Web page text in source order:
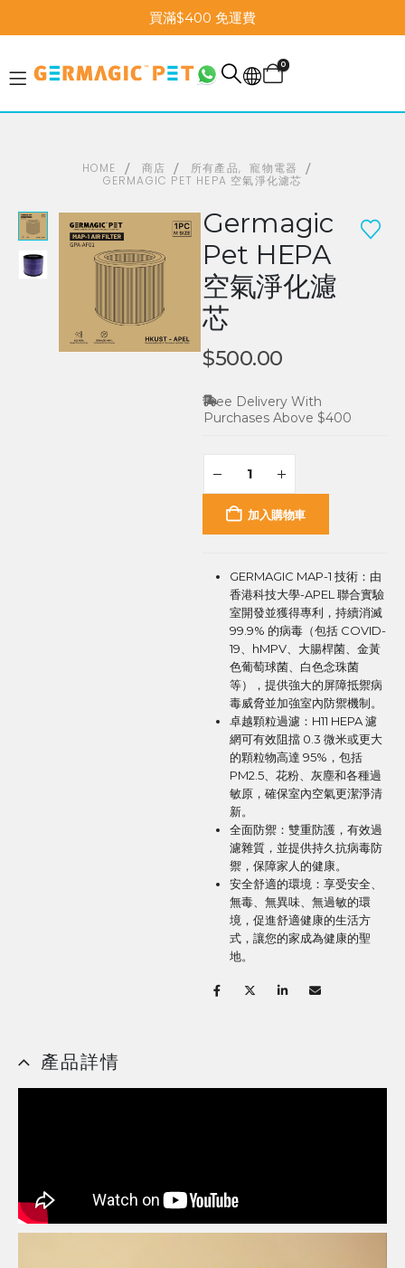
買滿$400 免運費
0
HOME 商店 所有產品,
寵物電器
GERMAGIC PET HEPA 空氣淨化濾芯
Germagic
Pet HEPA
空氣淨化濾
芯
$500.00
Free Delivery With
Purchases Above $400
加入購物車
GERMAGIC MAP-1 技術：由
香港科技大學-APEL 聯合實驗
室開發並獲得專利，持續消滅
99.9% 的病毒（包括 COVID-
19、hMPV、大腸桿菌、金黃
色葡萄球菌、白色念珠菌
等），提供強大的屏障抵禦病
毒威脅並加強室內防禦機制。
卓越顆粒過濾：H11 HEPA 濾
網可有效阻擋 0.3 微米或更大
的顆粒物高達 95%，包括
PM2.5、花粉、灰塵和各種過
敏原，確保室內空氣更潔淨清
新。
全面防禦：雙重防護，有效過
濾雜質，並提供持久抗病毒防
禦，保障家人的健康。
安全舒適的環境：享受安全、
無毒、無異味、無過敏的環
境，促進舒適健康的生活方
式，讓您的家成為健康的聖
地。
產品詳情